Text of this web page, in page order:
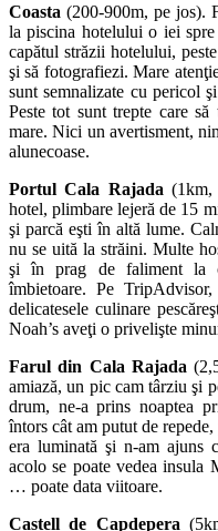
Coasta (200-900m, pe jos).
la piscina hotelului o iei
capătul străzii hotelului,
şi să fotografiezi. Mare
sunt semnalizate cu pericol
Peste tot sunt trepte care
mare. Nici un avertisment,
alunecoase.
Portul Cala Rajada
hotel, plimbare lejeră de 15
şi parcă eşti în altă lume.
nu se uită la străini. Multe
şi în prag de faliment la
îmbietoare. Pe
delicatesele culinare
Noah’s aveţi o privelişte
Farul din Cala Rajada
amiază, un pic cam târziu şi
drum, ne-a prins noaptea
întors cât am putut de
era luminată şi n-am ajuns
acolo se poate vedea
… poate data viitoare.
Castell de Capdepera